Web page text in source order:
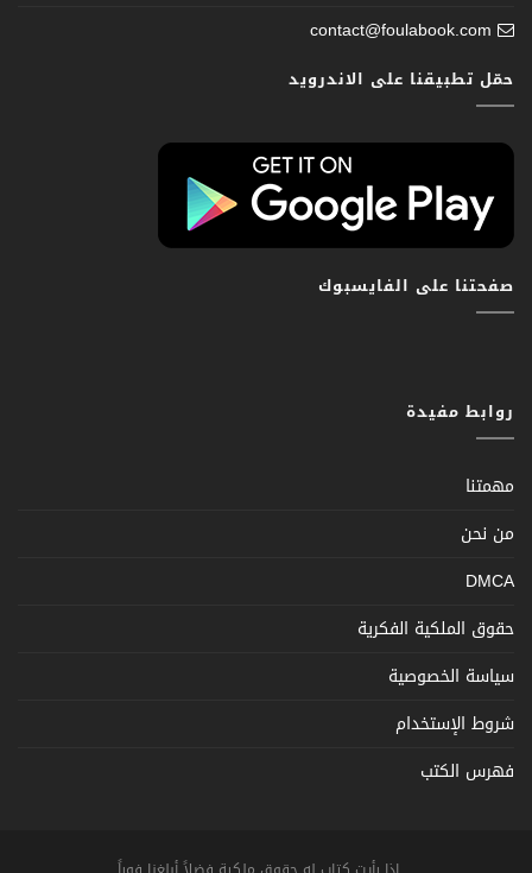
contact@foulabook.com
حمّل تطبيقنا على الاندرويد
صفحتنا على الفايسبوك
روابط مفيدة
مهمتنا
من نحن
DMCA
حقوق الملكية الفكرية
سياسة الخصوصية
شروط الإستخدام
فهرس الكتب